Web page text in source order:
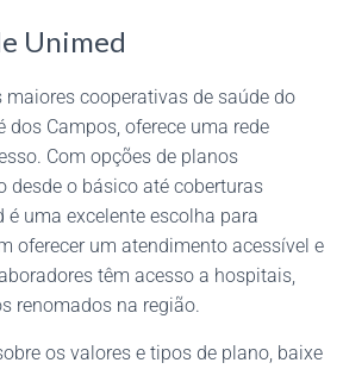
Unimed
maiores cooperativas de saúde do
dos Campos, oferece uma rede
Com opções de planos
desde o básico até coberturas
é uma excelente escolha para
oferecer um atendimento acessível e
têm acesso a hospitais,
renomados na região.
os valores e tipos de plano, baixe